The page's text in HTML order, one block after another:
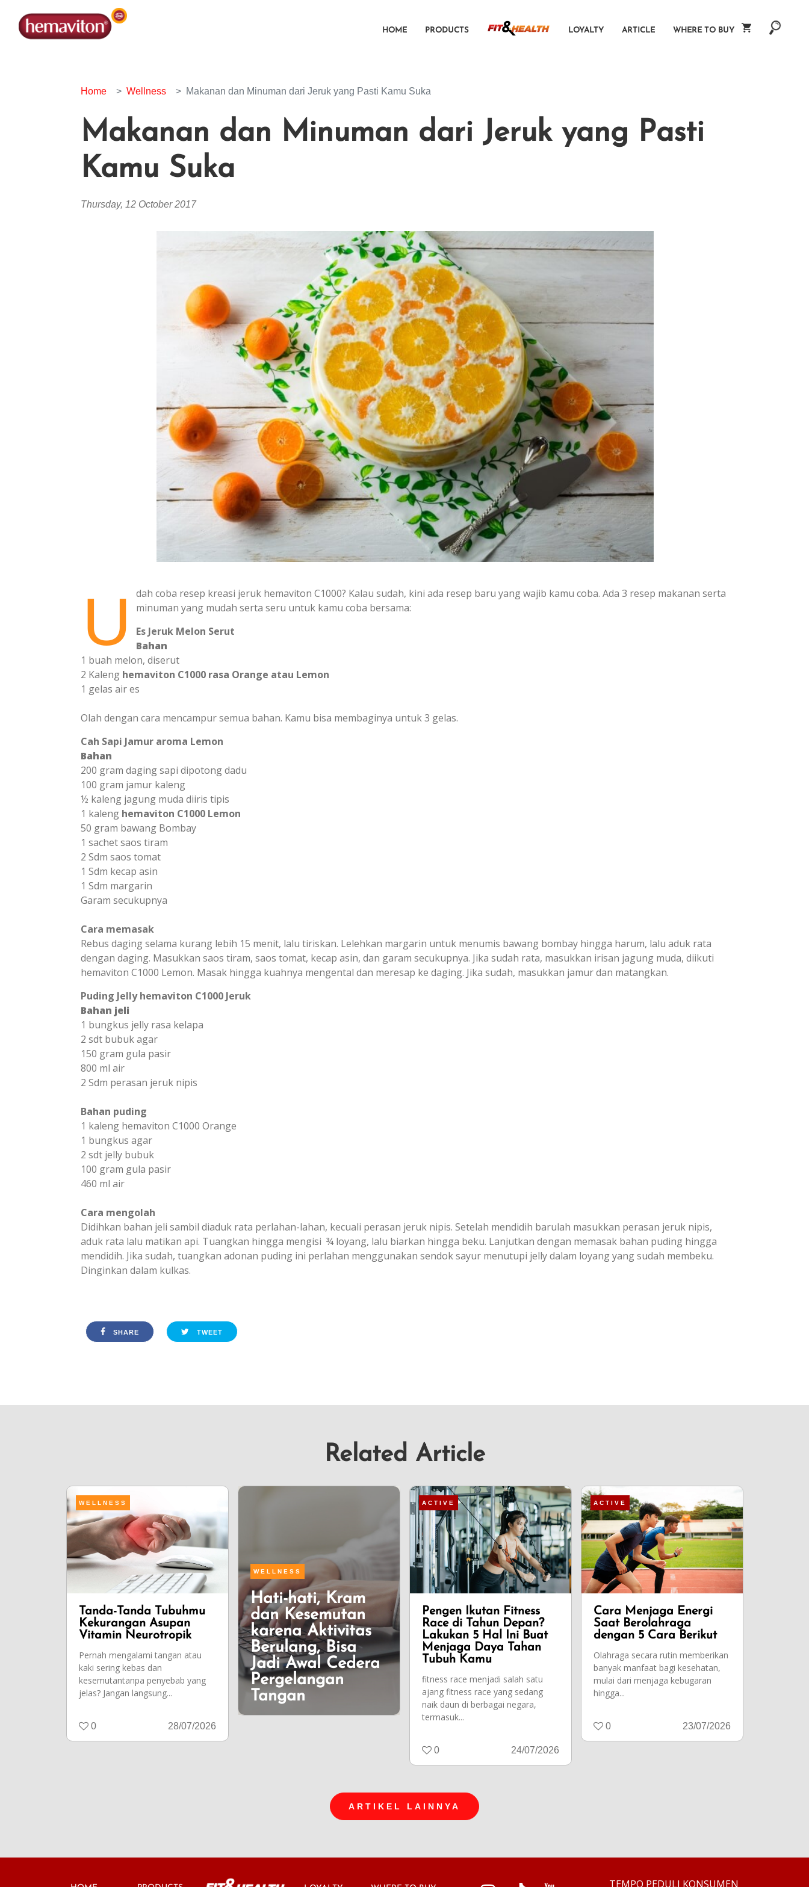
HOME PRODUCTS LOYALTY ARTICLE WHERE TO BUY
Home Wellness Makanan dan Minuman dari Jeruk yang Pasti Kamu Suka
Makanan dan Minuman dari Jeruk yang Pasti
Kamu Suka
Thursday, 12 October 2017
U
dah coba resep kreasi jeruk hemaviton C1000? Kalau sudah, kini ada resep baru yang wajib kamu coba. Ada 3 resep makanan serta
minuman yang mudah serta seru untuk kamu coba bersama:
Es Jeruk Melon Serut
Bahan
1 buah melon, diserut
2 Kaleng hemaviton C1000 rasa Orange atau Lemon
1 gelas air es
Olah dengan cara mencampur semua bahan. Kamu bisa membaginya untuk 3 gelas.
Cah Sapi Jamur aroma Lemon
Bahan
200 gram daging sapi dipotong dadu
100 gram jamur kaleng
½ kaleng jagung muda diiris tipis
1 kaleng hemaviton C1000 Lemon
50 gram bawang Bombay
1 sachet saos tiram
2 Sdm saos tomat
1 Sdm kecap asin
1 Sdm margarin
Garam secukupnya
Cara memasak
Rebus daging selama kurang lebih 15 menit, lalu tiriskan. Lelehkan margarin untuk menumis bawang bombay hingga harum, lalu aduk rata
dengan daging. Masukkan saos tiram, saos tomat, kecap asin, dan garam secukupnya. Jika sudah rata, masukkan irisan jagung muda, diikuti
hemaviton C1000 Lemon. Masak hingga kuahnya mengental dan meresap ke daging. Jika sudah, masukkan jamur dan matangkan.
Puding Jelly hemaviton C1000 Jeruk
Bahan jeli
1 bungkus jelly rasa kelapa
2 sdt bubuk agar
150 gram gula pasir
800 ml air
2 Sdm perasan jeruk nipis
Bahan puding
1 kaleng hemaviton C1000 Orange
1 bungkus agar
2 sdt jelly bubuk
100 gram gula pasir
460 ml air
Cara mengolah
Didihkan bahan jeli sambil diaduk rata perlahan-lahan, kecuali perasan jeruk nipis. Setelah mendidih barulah masukkan perasan jeruk nipis,
aduk rata lalu matikan api. Tuangkan hingga mengisi ¾ loyang, lalu biarkan hingga beku. Lanjutkan dengan memasak bahan puding hingga
mendidih. Jika sudah, tuangkan adonan puding ini perlahan menggunakan sendok sayur menutupi jelly dalam loyang yang sudah membeku.
Dinginkan dalam kulkas.
SHARE TWEET
Related Article
WELLNESS
Tanda-Tanda Tubuhmu
Kekurangan Asupan
Vitamin Neurotropik
Pernah mengalami tangan atau
kaki sering kebas dan
kesemutantanpa penyebab yang
jelas? Jangan langsung...
0 28/07/2026
WELLNESS
Hati-hati, Kram
dan Kesemutan
karena Aktivitas
Berulang, Bisa
Jadi Awal Cedera
Pergelangan
Tangan
ACTIVE
Pengen Ikutan Fitness
Race di Tahun Depan?
Lakukan 5 Hal Ini Buat
Menjaga Daya Tahan
Tubuh Kamu
fitness race menjadi salah satu
ajang fitness race yang sedang
naik daun di berbagai negara,
termasuk...
0 24/07/2026
ACTIVE
Cara Menjaga Energi
Saat Berolahraga
dengan 5 Cara Berikut
Olahraga secara rutin memberikan
banyak manfaat bagi kesehatan,
mulai dari menjaga kebugaran
hingga...
0 23/07/2026
ARTIKEL LAINNYA
TEMPO PEDULI KONSUMEN